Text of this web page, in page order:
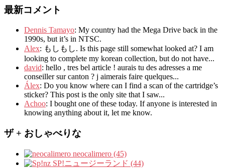
最新コメント
Dennis Tamayo: My country had the Mega Drive back in the
1990s, but it’s in NTSC.
Alex: もしもし. Is this page still somewhat looked at? I am
looking to complete my korean collection, but do not have...
david: hello , tres bel article ! aurais tu des adresses a me
conseiller sur canton ? j aimerais faire quelques...
Álex: Do you know where can I find a scan of the cartridge’s
sticker? This post is the only site that I saw...
Achoo: I bought one of these today. If anyone is interested in
knowing anything about it, let me know.
ザ + おしゃべりな
neocalimero (45)
SP!ニュージーランド (44)